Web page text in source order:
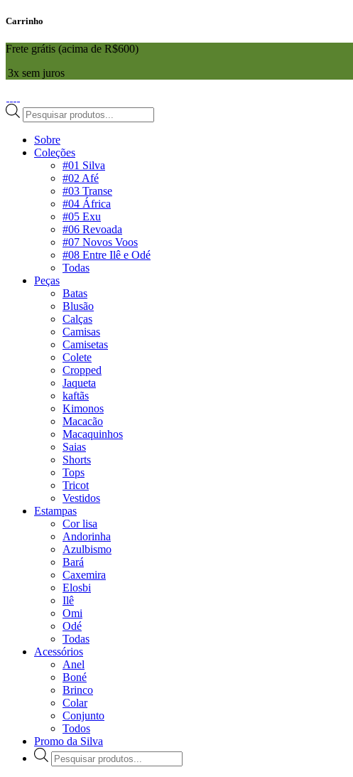
Carrinho
Frete grátis (acima de R$600)
3x sem juros
Pesquisar
produtos
Sobre
Coleções
#01 Silva
#02 Afé
#03 Transe
#04 África
#05 Exu
#06 Revoada
#07 Novos Voos
#08 Entre Ilê e Odé
Todas
Peças
Batas
Blusão
Calças
Camisas
Camisetas
Colete
Cropped
Jaqueta
kaftãs
Kimonos
Macacão
Macaquinhos
Saias
Shorts
Tops
Tricot
Vestidos
Estampas
Cor lisa
Andorinha
Azulbismo
Bará
Caxemira
Elosbi
Ilê
Omi
Odé
Todas
Acessórios
Anel
Boné
Brinco
Colar
Conjunto
Todos
Promo da Silva
Pesquisar
produtos